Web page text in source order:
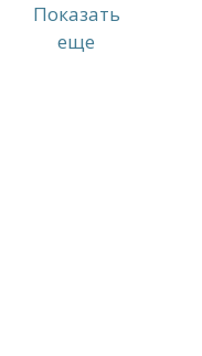
Показать
еще